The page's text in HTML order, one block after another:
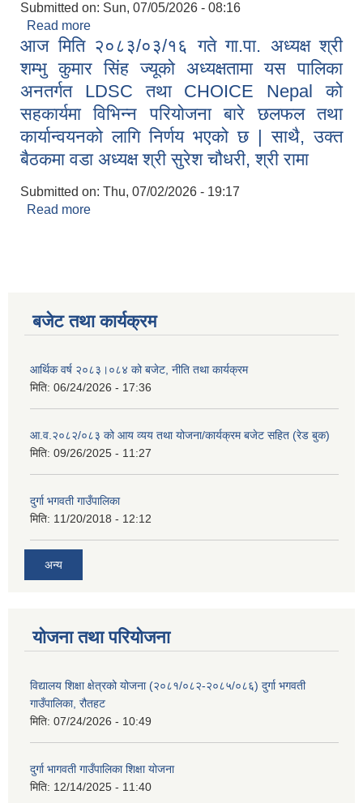
Submitted on: Sun, 07/05/2026 - 08:16
Read more
कर्मचारीहरुलाई LGPAS सम्बन्धी क्षमता विकास
अभिमुखीकरण कार्यक्रम
आज मिति २०८३/०३/१६ गते गा.पा. अध्यक्ष श्री
शम्भु कुमार सिंह ज्यूको अध्यक्षतामा यस पालिका
अनतर्गत LDSC तथा CHOICE Nepal को
सहकार्यमा विभिन्न परियोजना बारे छलफल तथा
कार्यान्वयनको लागि निर्णय भएको छ | साथै, उक्त
बैठकमा वडा अध्यक्ष श्री सुरेश चौधरी, श्री रामा
Submitted on: Thu, 07/02/2026 - 19:17
Read more
बजेट तथा कार्यक्रम
आर्थिक वर्ष २०८३।०८४ को बजेट, नीति तथा कार्यक्रम
मिति: 06/24/2026 - 17:36
आ.व.२०८२/०८३ को आय व्यय तथा योजना/कार्यक्रम बजेट सहित (रेड बुक)
मिति: 09/26/2025 - 11:27
दुर्गा भगवती गाउँपालिका
मिति: 11/20/2018 - 12:12
अन्य
योजना तथा परियोजना
विद्यालय शिक्षा क्षेत्रको योजना (२०८१/०८२-२०८५/०८६) दुर्गा भगवती
गाउँपालिका, रौतहट
मिति: 07/24/2026 - 10:49
दुर्गा भागवती गाउँपालिका शिक्षा योजना
मिति: 12/14/2025 - 11:40